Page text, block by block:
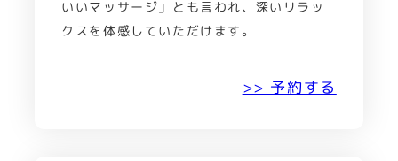
いいマッサージ」とも言われ、深いリラッ
クスを体感していただけます。
>> 予約する